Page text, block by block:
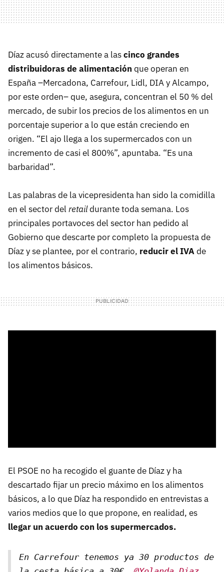
Díaz acusó directamente a lascinco grandes
distribuidoras de alimentación que operan en
España –Mercadona, Carrefour, Lidl, DIA y Alcampo,
por este orden– que, asegura, concentran el 50 % del
mercado, de subir los precios de los alimentos en un
porcentaje superior a lo que están creciendo en
origen. “El ajo llega a los supermercados con un
incremento de casi el 800%”, apuntaba. “Es una
barbaridad”.
Las palabras de la vicepresidenta han sido la comidilla
en el sector del retaildurante toda semana. Los
principales portavoces del sector han pedido al
Gobierno que descarte por completo la propuesta de
Díaz y se plantee, por el contrario, reducir el IVAde
los alimentos básicos.
El PSOE no ha recogido el guante de Díaz y ha
descartado fijar un precio máximo en los alimentos
básicos, a lo que Díaz ha respondido en entrevistas a
varios medios que lo que propone, en realidad, es
llegar un acuerdo con los supermercados.
En Carrefour tenemos ya 30 productos de